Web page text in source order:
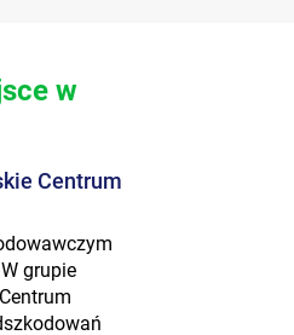
w
Centrum
grupie